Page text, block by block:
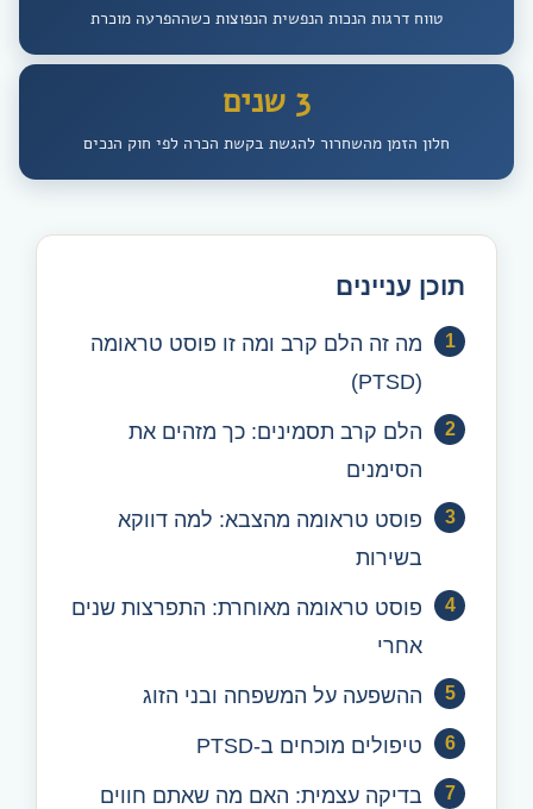
טווח דרגות הנכות הנפשית הנפוצות כשההפרעה מוכרת
3 שנים
חלון הזמן מהשחרור להגשת בקשת הכרה לפי חוק הנכים
תוכן עניינים
מה זה הלם קרב ומה זו פוסט טראומה
(PTSD)
הלם קרב תסמינים: כך מזהים את
הסימנים
פוסט טראומה מהצבא: למה דווקא
בשירות
פוסט טראומה מאוחרת: התפרצות שנים
אחרי
ההשפעה על המשפחה ובני הזוג
טיפולים מוכחים ב-PTSD
בדיקה עצמית: האם מה שאתם חווים